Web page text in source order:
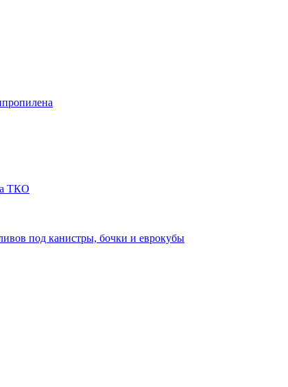
ТКО
под канистры, бочки и еврокубы